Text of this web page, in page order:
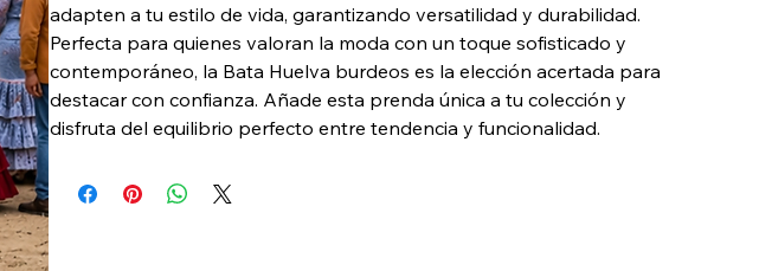
adapten a tu estilo de vida, garantizando versatilidad y durabilidad.
Perfecta para quienes valoran la moda con un toque sofisticado y
contemporáneo, la Bata Huelva burdeos es la elección acertada para
destacar con confianza. Añade esta prenda única a tu colección y
disfruta del equilibrio perfecto entre tendencia y funcionalidad.